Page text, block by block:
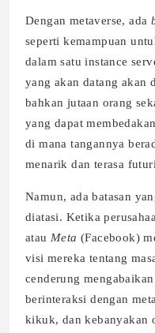
Dengan metaverse, ada
seperti kemampuan
dalam satu instance
yang akan datang akan
bahkan jutaan orang
yang dapat
di mana tangannya
menarik dan terasa
Namun, ada batasan
diatasi. Ketika
atau Meta (Facebook)
visi mereka tentang
cenderung mengabaikan
berinteraksi dengan
kikuk, dan kebanyakan